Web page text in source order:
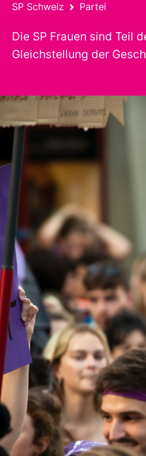
SP Schweiz Partei
Die SP Frauen sind Teil
Gleichstellung der